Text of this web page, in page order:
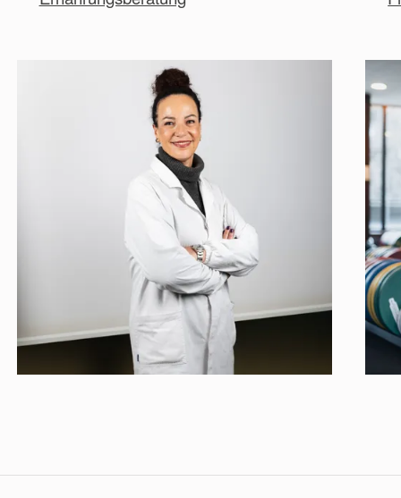
wissenschaftlichen Fachjournals im medizinischen
Bereich der HNO-Erkrankungen.
Studie zur Wirkung der Thermalinhalationen bei
allergischer Rhinitis (2016)
2021 wurde die letzte Studie zur antibakteriellen
und Antibiofilm-Wirkung vom Thermalwasser der
Therme Meran veröffentlicht.
Studie zur antibakteriellen Antibiofilm-Wirkung des